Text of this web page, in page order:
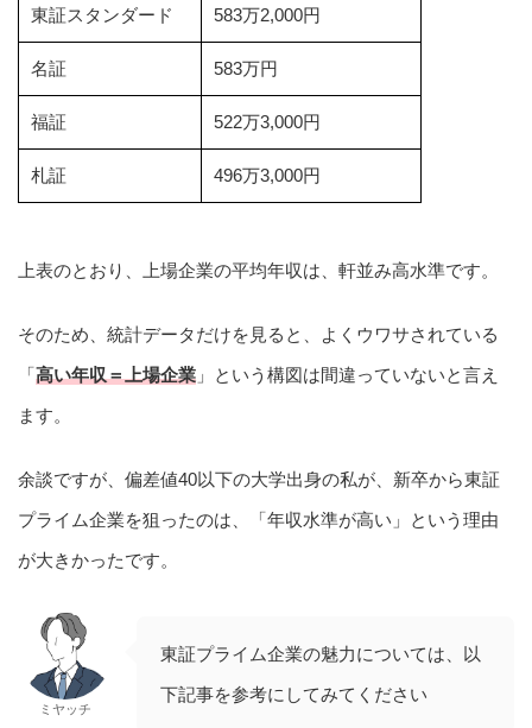
東証スタンダード 583万2,000円
名証 583万円
福証 522万3,000円
札証 496万3,000円
上表のとおり、上場企業の平均年収は、軒並み高水準です。
そのため、統計データだけを見ると、よくウワサされている
「高い年収＝上場企業 」という構図は間違っていないと言え
ます。
余談ですが、偏差値40以下の大学出身の私が、新卒から東証
プライム企業を狙ったのは、「年収水準が高い」という理由
が大きかったです。
ミヤッチ
東証プライム企業の魅力については、以
下記事を参考にしてみてください